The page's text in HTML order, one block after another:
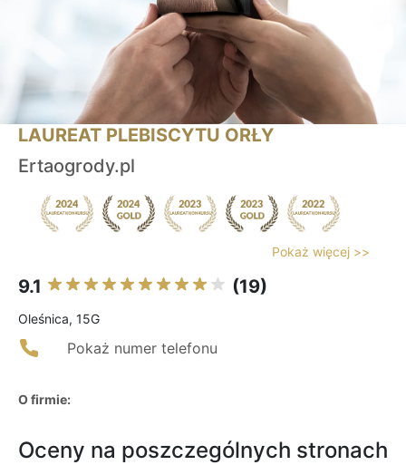
LAUREAT PLEBISCYTU ORŁY
Ertaogrody.pl
Pokaż więcej >>
9.1 (19)
Oleśnica, 15G
Pokaż numer telefonu
O firmie:
Oceny na poszczególnych stronach